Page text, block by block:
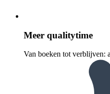
Meer quali­ty­time
Van boeken tot verblijven: